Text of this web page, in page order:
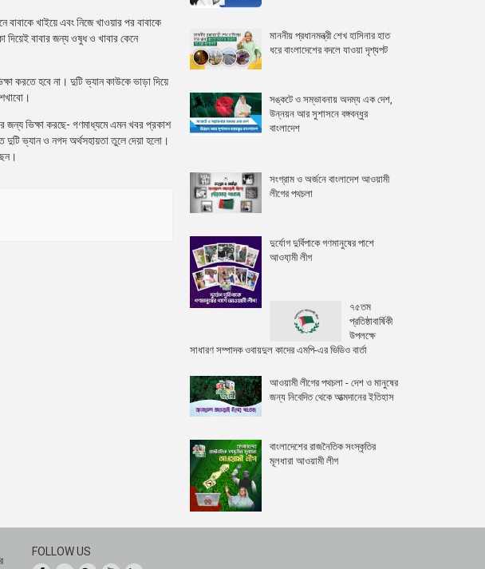
খাইয়ে এবং নিজে খাওয়ার পর বাবাকে
দিয়েই বাবার জন্য ওষুধ ও খাবার কেনে
করতে হবে না। দুটি ভ্যান কাউকে ভাড়া দিয়ে
জন্য ভিক্ষা করছে- গণমাধ্যমে এমন খবর প্রকাশ
দুটি ভ্যান ও নগদ অর্থসহায়তা তুলে দেয়া হলো।
মাননীয় প্রধানমন্ত্রী শেখ হাসিনার হাত
ধরে বাংলাদেশের বদলে যাওয়া দৃশ্যপট
সঙ্কটে ও সম্ভাবনায় অদম্য এক দেশ,
উন্নয়ন আর সুশাসনে বঙ্গবন্ধুর
বাংলাদেশ
সংগ্রাম ও অর্জনে বাংলাদেশ আওয়ামী
লীগের পথচলা
দুর্যোগ দুর্বিপাকে গণমানুষের পাশে
আওযা়মী লীগ
৭৫তম
প্রতিষ্ঠাবার্ষিকী
উপলক্ষে
সাধারণ সম্পাদক ওবায়দুল কাদের এমপি-এর ভিডিও বার্তা
আওয়ামী লীগের পথচলা - দেশ ও মানুষের
জন্য নিবেদিত থেকে আত্মদানের ইতিহাস
বাংলাদেশের রাজনৈতিক সংস্কৃতির
মূলধারা আওয়ামী লীগ
FOLLOW US